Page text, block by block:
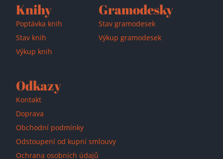
Knihy
Poptávka knih
Stav knih
Výkup knih
Gramodesky
Stav gramodesek
Výkup gramodesek
Odkazy
Kontakt
Doprava
Obchodní podmínky
Odstoupení od kupní smlouvy
Ochrana osobních údajů